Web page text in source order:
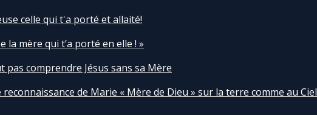
celle qui t'a porté et allaité!
la mère qui t’a porté en elle ! »
pas comprendre Jésus sans sa Mère
reconnaissance de Marie « Mère de Dieu » sur la terre comme au Ciel